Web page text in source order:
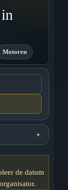
Motoren
de datum